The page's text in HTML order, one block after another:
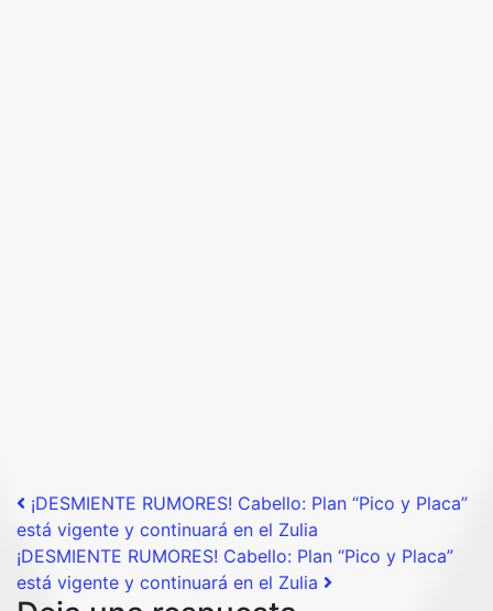
Post navigation
¡DESMIENTE RUMORES! Cabello: Plan “Pico y Placa”
está vigente y continuará en el Zulia
¡DESMIENTE RUMORES! Cabello: Plan “Pico y Placa”
está vigente y continuará en el Zulia